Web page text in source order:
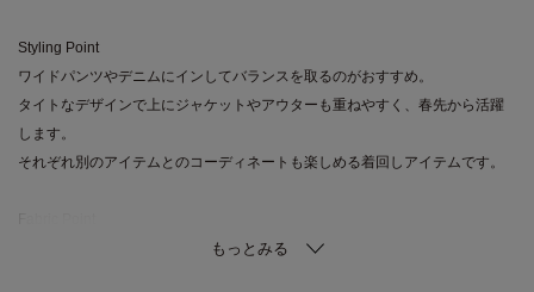
Styling Point
ワイドパンツやデニムにインしてバランスを取るのがおすすめ。
タイトなデザインで上にジャケットやアウターも重ねやすく、春先から活躍
します。
それぞれ別のアイテムとのコーディネートも楽しめる着回しアイテムです。
シャリ感のあるラメ混ニット素材を使用しています。